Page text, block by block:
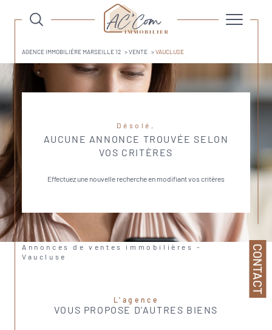
CONTACT
AGENCE IMMOBILIÉRE MARSEILLE 12 VENTE VAUCLUSE
Désolé,
AUCUNE ANNONCE TROUVÉE SELON
VOS CRITÈRES
Effectuez une nouvelle recherche en modifiant vos critères
Annonces de ventes immobilières -
Vaucluse
L'agence
VOUS PROPOSE D'AUTRES BIENS